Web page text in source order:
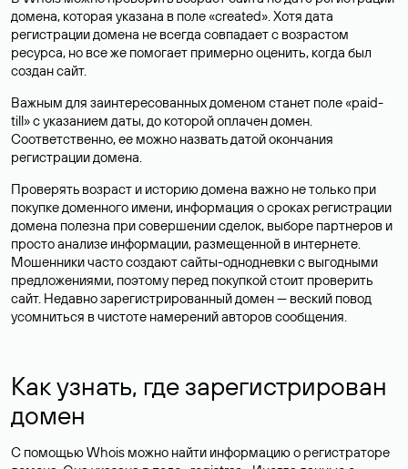
домена, которая указана в поле «created». Хотя дата
регистрации домена не всегда совпадает с возрастом
ресурса, но все же помогает примерно оценить, когда был
создан сайт.
Важным для заинтересованных доменом станет поле «paid-
till» с указанием даты, до которой оплачен домен.
Соответственно, ее можно назвать датой окончания
регистрации домена.
Проверять возраст и историю домена важно не только при
покупке доменного имени, информация о сроках регистрации
домена полезна при совершении сделок, выборе партнеров и
просто анализе информации, размещенной в интернете.
Мошенники часто создают сайты-однодневки с выгодными
предложениями, поэтому перед покупкой стоит проверить
сайт. Недавно зарегистрированный домен — веский повод
усомниться в чистоте намерений авторов сообщения.
Как узнать, где зарегистрирован
домен
С помощью Whois можно найти информацию о регистраторе